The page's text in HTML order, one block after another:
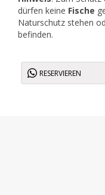
dürfen keine Fische
Naturschutz stehen
befinden.
RESERVIEREN